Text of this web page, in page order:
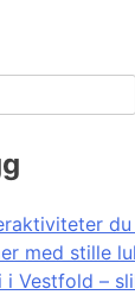
med stille
i Vestfold –